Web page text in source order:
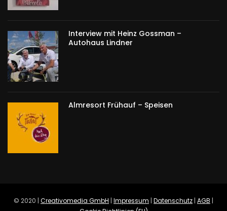
Interview mit Heinz Gossman –
Autohaus Lindner
Almresort Frühauf – Speisen
© 2020 | Creativomedia GmbH | Impressum | Datenschutz | AGB |